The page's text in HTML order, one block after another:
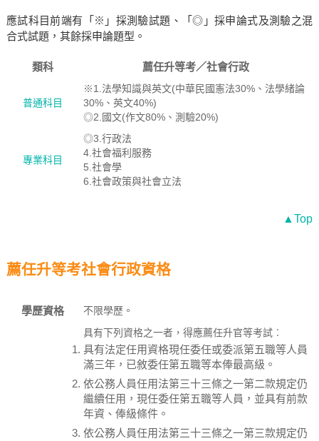
應試科目前端有「※」採測驗試題、「◎」採申論式及測驗之混
合式試題，其餘採申論題型。
類科 薦任升等考／社會行政
普通科目
※1.法學知識與英文(中華民國憲法30%、法學緒論
30%、英文40%)
◎2.國文(作文80%、測驗20%)
專業科目
◎3.行政法
4.社會福利服務
5.社會學
6.社會政策與社會立法
▲Top
薦任升等考社會行政資格
學歷資格 不限學歷。
具有下列資格之一者，得應薦任升官等考試︰
具有法定任用資格現任委任或委派第五職等人員
滿三年，已敘委任第五職等本俸最高級。
依公務人員任用法第三十三條之一第二款規定仍
繼續任用，現任委任第五職等人員，並具有前款
年資、俸級條件。
依公務人員任用法第三十三條之一第三款規定仍